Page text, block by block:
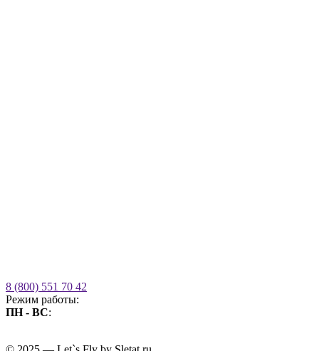
8 (800) 551 70 42
Режим работы:
ПН - ВС: